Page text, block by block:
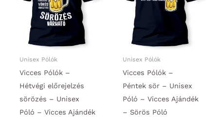
termékoldalon
választhatók
Unisex Pólók
Vicces Pólók –
Hétvégi előrejelzés
sörözés – Unisex
Póló – Vicces Ajándék
Unisex Pólók
Vicces Pólók –
Péntek sör – Unisex
Póló – Vicces Ajándék
– Sörös Póló